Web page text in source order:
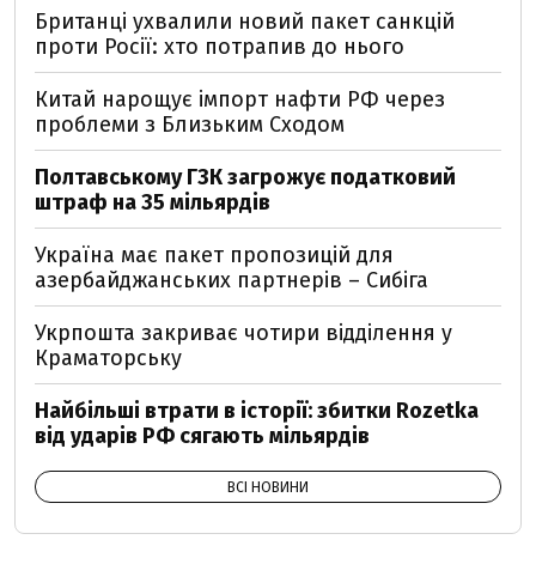
Британці ухвалили новий пакет санкцій
проти Росії: хто потрапив до нього
Китай нарощує імпорт нафти РФ через
проблеми з Близьким Сходом
Полтавському ГЗК загрожує податковий
штраф на 35 мільярдів
Україна має пакет пропозицій для
азербайджанських партнерів – Сибіга
Укрпошта закриває чотири відділення у
Краматорську
Найбільші втрати в історії: збитки Rozetka
від ударів РФ сягають мільярдів
ВСІ НОВИНИ